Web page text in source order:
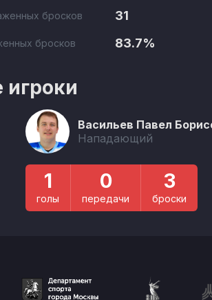
бросков
31
бросков 83.7%
Васильев Павел
Нападающий
1
голы
0
передачи
3
броски